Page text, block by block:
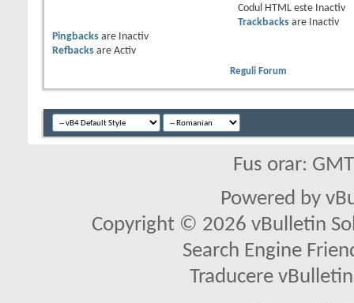
Codul HTML este
Inactiv
Trackbacksare
Inactiv
Pingbacks are
Inactiv
Refbacks are Activ
Reguli Forum
Fus orar:
Powered by
Copyright © 2026 vBulletin
Search Engine
Traducere